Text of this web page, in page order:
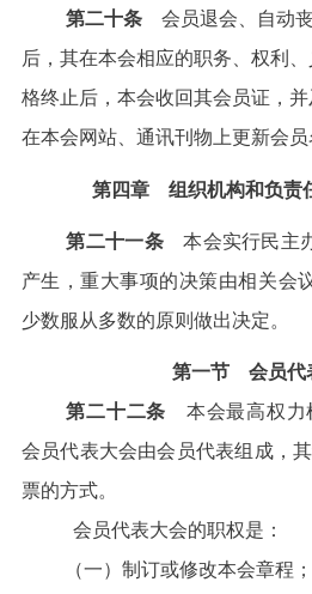
第二十条会员退会、自动
后，其在本会相应的职务、权利
格终止后，本会收回其会员证，
在本会网站、通讯刊物上更新会员
第四章 组织机构和负责
第二十一条本会实行民主
产生，重大事项的决策由相关会
少数服从多数的原则做出决定。
第一节 会员代
第二十二条 本会最高权力
会员代表大会由会员代表组成，
票的方式。
会员代表大会的职权是：
（一）制订或修改本会章程；